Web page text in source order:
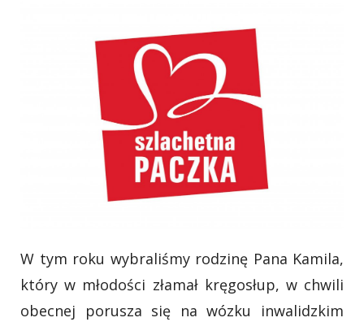
W tym roku wybraliśmy rodzinę Pana Kamila,
który w młodości złamał kręgosłup, w chwili
obecnej porusza się na wózku inwalidzkim